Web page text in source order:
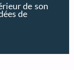
de son
de